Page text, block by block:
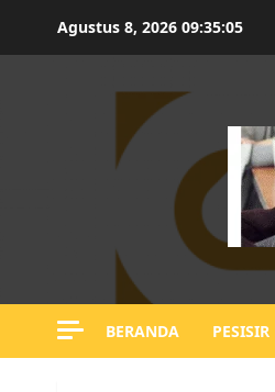
Agustus 8, 2026 09:35:05
BERANDA PESISIR